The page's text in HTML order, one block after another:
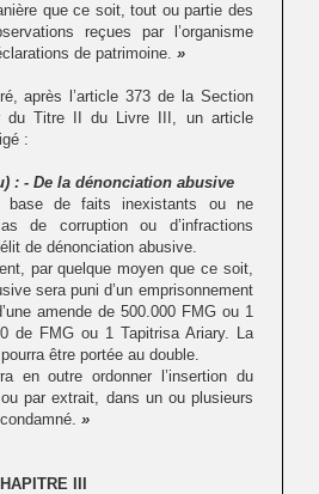
que ce soit, tout ou partie des
reçues par l’organisme
de patrimoine. »
après l’article 373 de la Section
du Titre II du Livre III, un article
:
: - De la dénonciation abusive
base de faits inexistants ou ne
de corruption ou d’infractions
de dénonciation abusive.
par quelque moyen que ce soit,
sera puni d’un emprisonnement
amende de 500.000 FMG ou 1
de FMG ou 1 Tapitrisa Ariary. La
être portée au double.
en outre ordonner l’insertion du
par extrait, dans un ou plusieurs
»
III